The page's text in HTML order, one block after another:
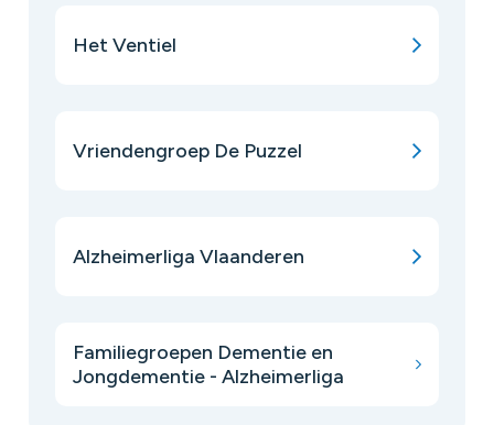
Het Ventiel
Vriendengroep De Puzzel
Alzheimerliga Vlaanderen
Familiegroepen Dementie en
Jongdementie - Alzheimerliga